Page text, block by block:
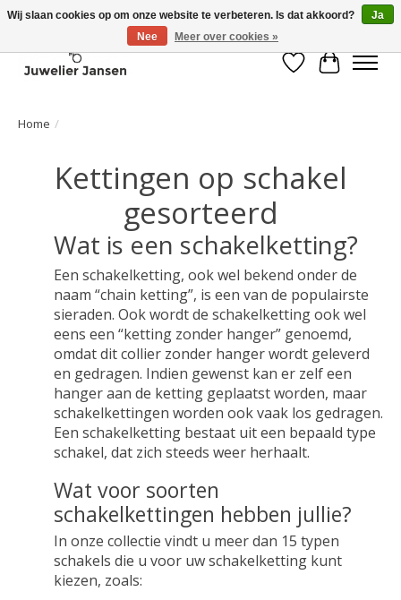
Verlanglijst
Home /
Kettingen op schakel
gesorteerd
Wat is een schakelketting?
Een schakelketting, ook wel bekend onder de
naam “chain ketting”, is een van de populairste
sieraden. Ook wordt de schakelketting ook wel
eens een “ketting zonder hanger” genoemd,
omdat dit collier zonder hanger wordt geleverd
en gedragen. Indien gewenst kan er zelf een
hanger aan de ketting geplaatst worden, maar
schakelkettingen worden ook vaak los gedragen.
Een schakelketting bestaat uit een bepaald type
schakel, dat zich steeds weer herhaalt.
Wat voor soorten
schakelkettingen hebben jullie?
In onze collectie vindt u meer dan 15 typen
schakels die u voor uw schakelketting kunt
kiezen, zoals:
Wij slaan cookies op om onze website te verbeteren. Is dat akkoord?
Ja
Nee
Meer over cookies »